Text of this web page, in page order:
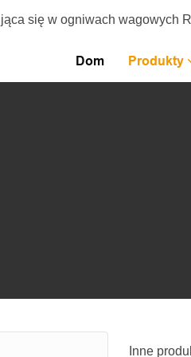
się w ogniwach wagowych
Dom Produkty
Inne